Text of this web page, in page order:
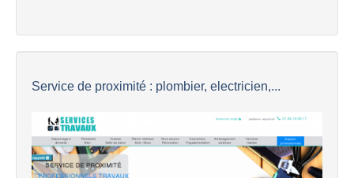
Service de proximité : plombier, electricien,...